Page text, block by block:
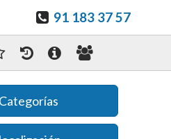
91 183 37 57